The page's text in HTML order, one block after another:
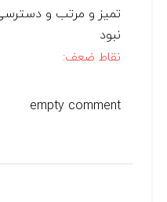
نبود
نقاط ضعف:
empty comment